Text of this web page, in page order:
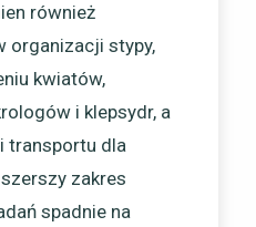
również
organizacji stypy,
kwiatów,
i klepsydr, a
transportu dla
zakres
spadnie na